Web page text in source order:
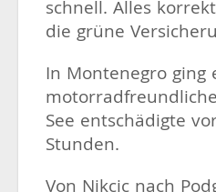
schnell. Alles
die grüne
In Montenegro ging
See entschädigte
Stunden.
Von Nikcic nach